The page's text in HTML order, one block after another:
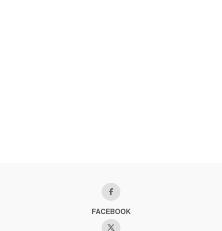
FACEBOOK